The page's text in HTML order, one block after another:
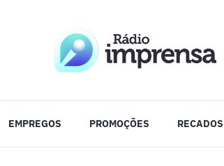
EMPREGOS PROMOÇÕES RECADOS